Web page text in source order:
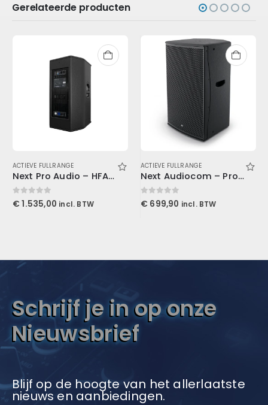
Gerelateerde producten
,GELUID,LUIDSPREKERS
ACTIEVE FULLRANGE
Next Pro Audio – HFA112 Actieve Speaker
0out of 5
€ 1.535,00 incl. BTW
ACTIEVE FULLRANGE
Next Audiocom – Pro15A
0out of 5
€ 699,90 incl. BTW
Schrijf je in op onze
Nieuwsbrief
Blijf op de hoogte van het allerlaatste
nieuws en aanbiedingen.